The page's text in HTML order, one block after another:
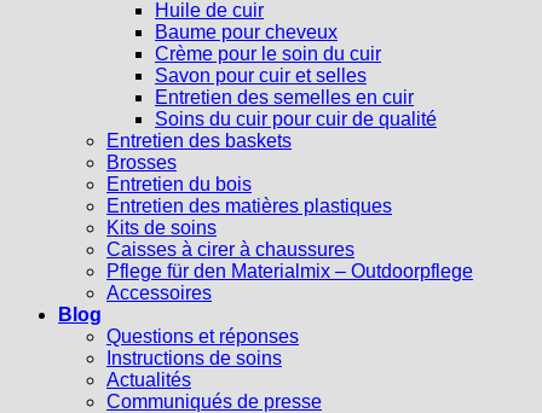
Huile de cuir
Baume pour cheveux
Crème pour le soin du cuir
Savon pour cuir et selles
Entretien des semelles en cuir
Soins du cuir pour cuir de qualité
Entretien des baskets
Brosses
Entretien du bois
Entretien des matières plastiques
Kits de soins
Caisses à cirer à chaussures
Pflege für den Materialmix – Outdoorpflege
Accessoires
Blog
Questions et réponses
Instructions de soins
Actualités
Communiqués de presse